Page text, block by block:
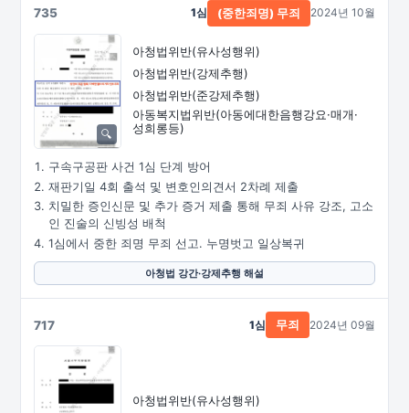
735
아청법위반(유사성행위)
아청법위반(강제추행)
아청법위반(준강제추행)
아동복지법위반(아동에대한음행강요·매개·
성희롱등)
1심 (중한죄명) 무죄 2024년 10월
구속구공판 사건 1심 단계 방어
재판기일 4회 출석 및 변호인의견서 2차례 제출
치밀한 증인신문 및 추가 증거 제출 통해 무죄 사유 강조, 고소
인 진술의 신빙성 배척
1심에서 중한 죄명 무죄 선고. 누명벗고 일상복귀
아청법 강간·강제추행 해설
717
아청법위반(유사성행위)
1심 무죄 2024년 09월